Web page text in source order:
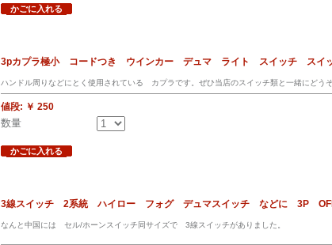
かごに入れる
3pカプラ極小 コードつき ウインカー デュマ ライト スイッチ スイ
ハンドル周りなどにとく使用されている カプラです。ぜひ当店のスイッチ類と一緒にどうぞ
値段: ￥ 250
数量
かごに入れる
3線スイッチ 2系統 ハイロー フォグ デュマスイッチ などに 3P
なんと中国には セル/ホーンスイッチ同サイズで 3線スイッチがありました。